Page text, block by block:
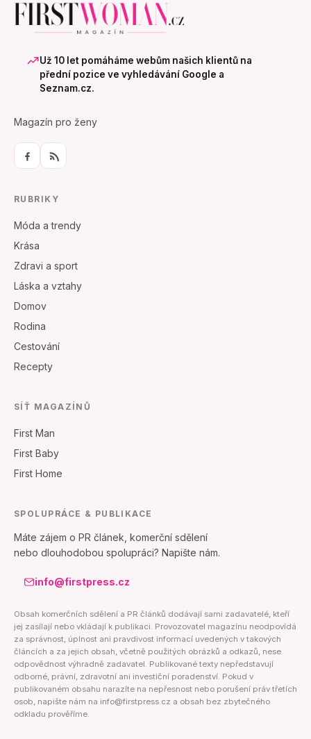
Už 10 let pomáháme webům našich klientů na
přední pozice ve vyhledávání Google a
Seznam.cz.
Magazín pro ženy
RUBRIKY
Móda a trendy
Krása
Zdravi a sport
Láska a vztahy
Domov
Rodina
Cestování
Recepty
SÍŤ MAGAZÍNŮ
First Man
First Baby
First Home
SPOLUPRÁCE & PUBLIKACE
Máte zájem o PR článek, komerční sdělení
nebo dlouhodobou spolupráci? Napište nám.
info@firstpress.cz
Obsah komerčních sdělení a PR článků dodávají sami zadavatelé, kteří
jej zasílají nebo vkládají k publikaci. Provozovatel magazínu neodpovídá
za správnost, úplnost ani pravdivost informací uvedených v takových
článcích a za jejich obsah, včetně použitých obrázků a odkazů, nese
odpovědnost výhradně zadavatel. Publikované texty nepředstavují
odborné, právní, zdravotní ani investiční poradenství. Pokud v
publikovaném obsahu narazíte na nepřesnost nebo porušení práv třetích
osob, napište nám na info@firstpress.cz a obsah bez zbytečného
odkladu prověříme.